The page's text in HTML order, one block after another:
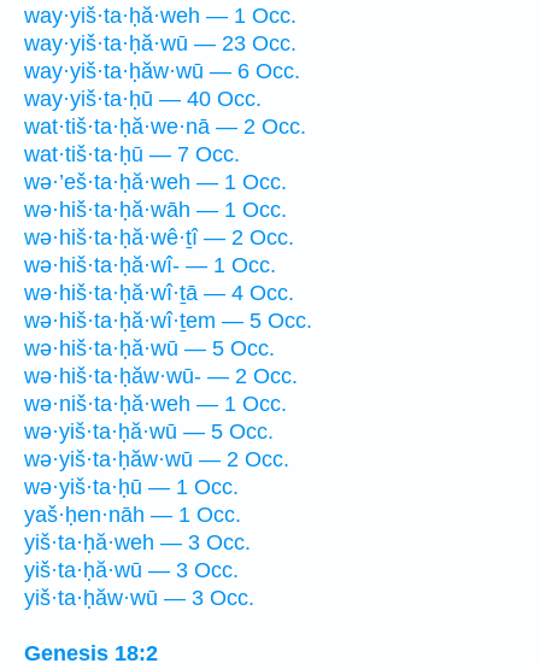
way·yiš·ta·ḥă·weh — 1 Occ.
way·yiš·ta·ḥă·wū — 23 Occ.
way·yiš·ta·ḥăw·wū — 6 Occ.
way·yiš·ta·ḥū — 40 Occ.
wat·tiš·ta·ḥă·we·nā — 2 Occ.
wat·tiš·ta·ḥū — 7 Occ.
wə·’eš·ta·ḥă·weh — 1 Occ.
wə·hiš·ta·ḥă·wāh — 1 Occ.
wə·hiš·ta·ḥă·wê·ṯî — 2 Occ.
wə·hiš·ta·ḥă·wî- — 1 Occ.
wə·hiš·ta·ḥă·wî·ṯā — 4 Occ.
wə·hiš·ta·ḥă·wî·ṯem — 5 Occ.
wə·hiš·ta·ḥă·wū — 5 Occ.
wə·hiš·ta·ḥăw·wū- — 2 Occ.
wə·niš·ta·ḥă·weh — 1 Occ.
wə·yiš·ta·ḥă·wū — 5 Occ.
wə·yiš·ta·ḥăw·wū — 2 Occ.
wə·yiš·ta·ḥū — 1 Occ.
yaš·ḥen·nāh — 1 Occ.
yiš·ta·ḥă·weh — 3 Occ.
yiš·ta·ḥă·wū — 3 Occ.
yiš·ta·ḥăw·wū — 3 Occ.
Genesis 18:2